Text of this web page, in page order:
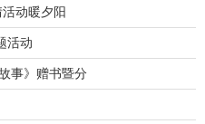
动暖夕阳
活动
事》赠书暨分